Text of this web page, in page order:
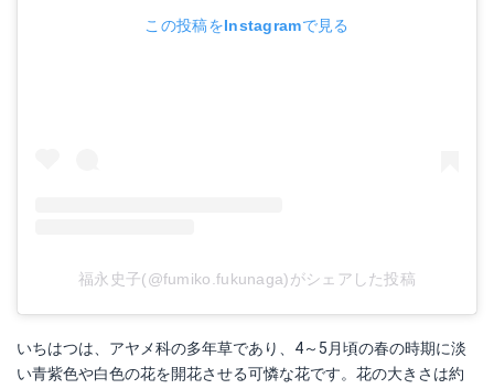
この投稿をInstagramで見る
福永史子(@fumiko.fukunaga)がシェアした投稿
いちはつは、アヤメ科の多年草であり、4～5月頃の春の時期に淡
い青紫色や白色の花を開花させる可憐な花です。花の大きさは約